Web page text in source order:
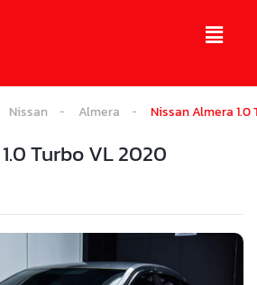
Nissan Almera Nissan Almera 1.0
Turbo VL 2020